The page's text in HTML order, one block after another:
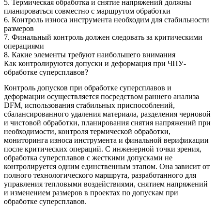
5. Термическая обработка и снятие напряжений должны
планироваться совместно с маршрутом обработки
6. Контроль износа инструмента необходим для стабильности
размеров
7. Финальный контроль должен следовать за критическими
операциями
8. Какие элементы требуют наибольшего внимания
Как контролируются допуски и деформация при ЧПУ-
обработке суперсплавов?
Контроль допусков при обработке суперсплавов и
деформации осуществляется посредством раннего анализа
DFM, использования стабильных приспособлений,
сбалансированного удаления материала, разделения черновой
и чистовой обработки, планирования снятия напряжений при
необходимости, контроля термической обработки,
мониторинга износа инструмента и финальной верификации
после критических операций. С инженерной точки зрения,
обработка суперсплавов с жесткими допусками не
контролируется одним единственным этапом. Она зависит от
полного технологического маршрута, разработанного для
управления тепловыми воздействиями, снятием напряжений
и изменением размеров в проектах по допускам при
обработке суперсплавов.